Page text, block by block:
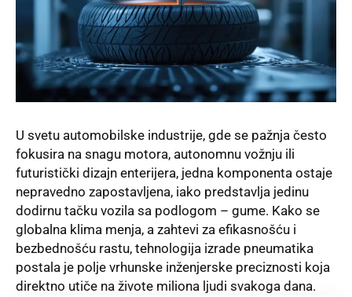
U svetu automobilske industrije, gde se pažnja često
fokusira na snagu motora, autonomnu vožnju ili
futuristički dizajn enterijera, jedna komponenta ostaje
nepravedno zapostavljena, iako predstavlja jedinu
dodirnu tačku vozila sa podlogom – gume. Kako se
globalna klima menja, a zahtevi za efikasnošću i
bezbednošću rastu, tehnologija izrade pneumatika
postala je polje vrhunske inženjerske preciznosti koja
direktno utiče na živote miliona ljudi svakoga dana.